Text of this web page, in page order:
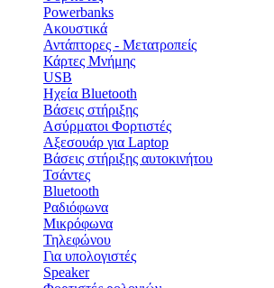
Powerbanks
Ακουστικά
Αντάπτορες - Μετατροπείς
Κάρτες Μνήμης
USB
Ηχεία Bluetooth
Βάσεις στήριξης
Ασύρματοι Φορτιστές
Αξεσουάρ για Laptop
Βάσεις στήριξης αυτοκινήτου
Τσάντες
Bluetooth
Ραδιόφωνα
Μικρόφωνα
Τηλεφώνου
Για υπολογιστές
Speaker